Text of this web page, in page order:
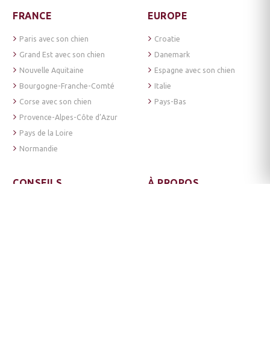
FRANCE
Paris avec son chien
Grand Est avec son chien
Nouvelle Aquitaine
Bourgogne-Franche-Comté
Corse avec son chien
Provence-Alpes-Côte d’Azur
Pays de la Loire
Normandie
EUROPE
Croatie
Danemark
Espagne avec son chien
Italie
Pays-Bas
CONSEILS À PROPOS